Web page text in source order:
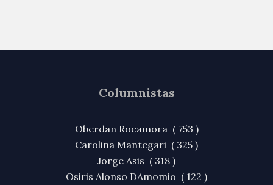
Columnistas
Oberdan Rocamora ( 753 )
Carolina Mantegari ( 325 )
Jorge Asis ( 318 )
Osiris Alonso DAmomio ( 122 )